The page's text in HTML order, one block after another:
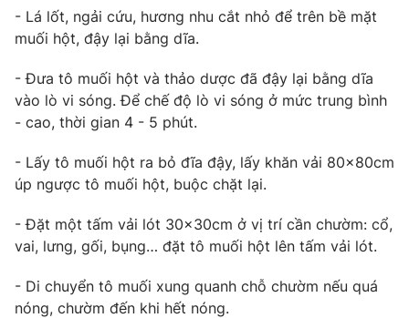
THỜI BÁO VTV
Cơ quan chủ quản: Đài Truyền hình Việt Nam
Giấy phép hoạt động báo in và báo điện tử số 483/GP-BTTTT
cấp ngày 29/12/2023
Phó Tổng Biên tập:
Nguyễn Thị Mỹ Hạnh, Phạm Quốc Thắng,
Nguyễn Trọng Ninh
Tổng đài VTV:024.38 355 931 - 024.38 355 932
Ðiện thoại Thời báo VTV: 024.66 897 897
- Lá lốt, ngải cứu, hương nhu cắt nhỏ để trên bề mặt
muối hột, đậy lại bằng dĩa.
- Đưa tô muối hột và thảo dược đã đậy lại bằng dĩa
vào lò vi sóng. Để chế độ lò vi sóng ở mức trung bình
- cao, thời gian 4 - 5 phút.
- Lấy tô muối hột ra bỏ đĩa đậy, lấy khăn vải 80x80cm
úp ngược tô muối hột, buộc chặt lại.
- Đặt một tấm vải lót 30x30cm ở vị trí cần chườm: cổ,
vai, lưng, gối, bụng… đặt tô muối hột lên tấm vải lót.
- Di chuyển tô muối xung quanh chỗ chườm nếu quá
nóng, chườm đến khi hết nóng.